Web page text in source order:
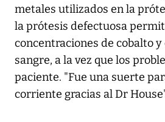
metales utilizados en la
la prótesis defectuosa
concentraciones de cobalto
sangre, a la vez que los
paciente. "Fue una suerte
corriente gracias al Dr